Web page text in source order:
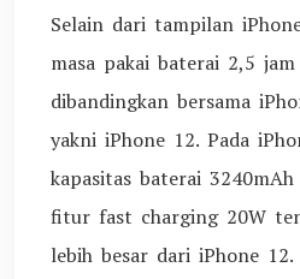
Selain dari tampilan
masa pakai baterai 2,5
dibandingkan bersama
yakni iPhone 12. Pada
kapasitas baterai
fitur fast charging 20W
lebih besar dari iPhone